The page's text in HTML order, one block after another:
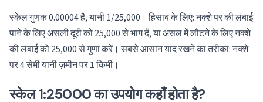
स्केल गुणक 0.00004 है, यानी 1/25,000। हिसाब के लिए: नक्शे पर की लंबाई
पाने के लिए असली दूरी को 25,000 से भाग दें, या असल में लौटने के लिए नक्शे
की लंबाई को 25,000 से गुणा करें। सबसे आसान याद रखने का तरीका: नक्शे
पर 4 सेमी यानी ज़मीन पर 1 किमी।
स्केल 1:25000 का उपयोग कहाँ होता है?